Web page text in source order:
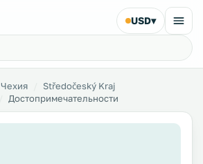
USD▾
Чехия
Středočeský Kraj
Достопримечательности